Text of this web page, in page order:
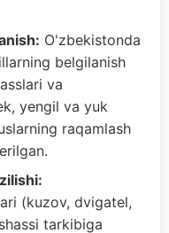
O'zbekistonda
belgilanish
va
yengil va yuk
raqamlash
(kuzov, dvigatel,
tarkibiga